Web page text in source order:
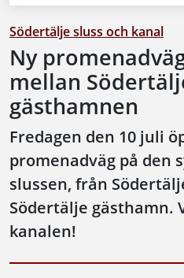
Södertälje sluss och kanal
Ny
mellan
gästhamnen
Fredagen den 10 juli
promenadväg på den
slussen, från
Södertälje gästhamn.
kanalen!